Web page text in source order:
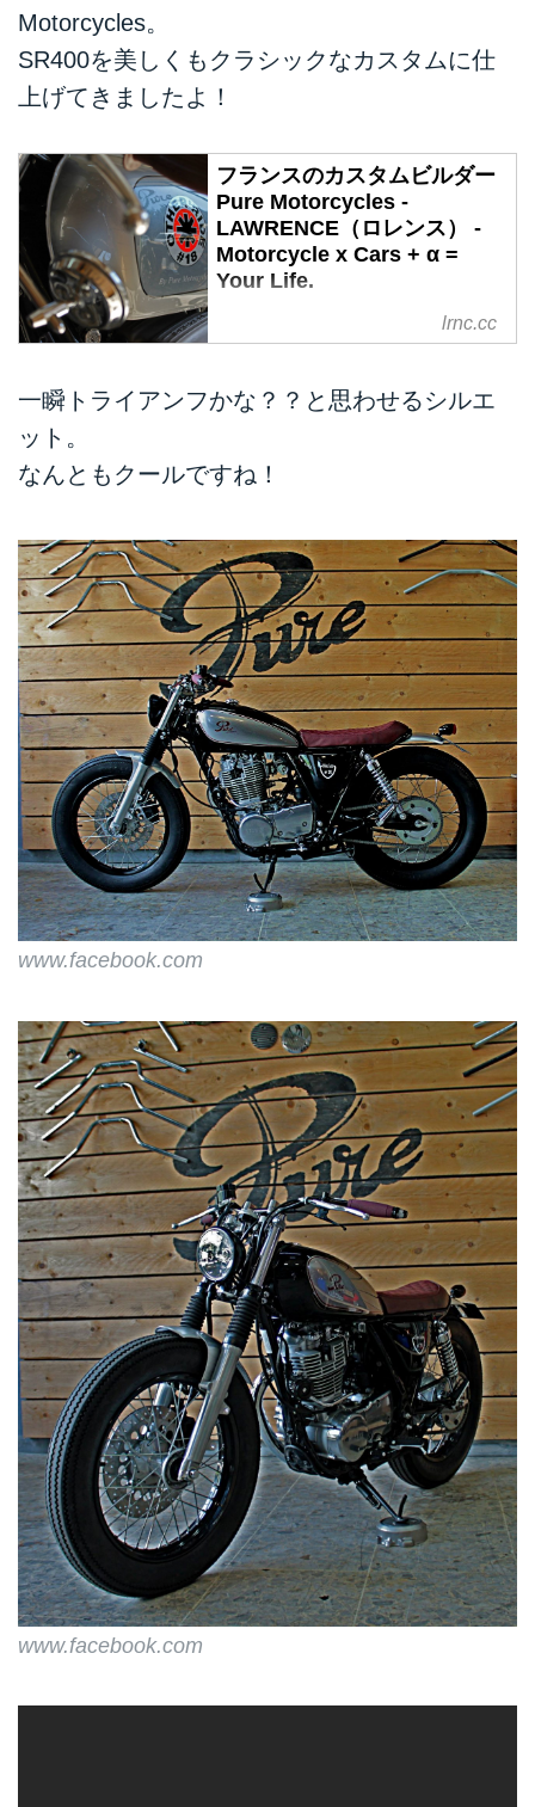
Motorcycles。
SR400を美しくもクラシックなカスタムに仕
上げてきましたよ！
フランスのカスタムビルダー
Pure Motorcycles -
LAWRENCE（ロレンス） -
Motorcycle x Cars + α =
Your Life.
Pure Motorcyclesは、70年代の日
本車をベースにカスタムを製作す
このCB750も、セパハン、流麗な
タムですね。
これは相当に日本人好みではない
でしょうか？
Honda CB 750 F1 1976
www.facebook.com
Honda CB 750 F1 1976
www.facebook.com
Honda CB 750 F1 1976
www.facebook....
lrnc.cc
一瞬トライアンフかな？？と思わせるシルエ
ット。
なんともクールですね！
www.facebook.com
www.facebook.com